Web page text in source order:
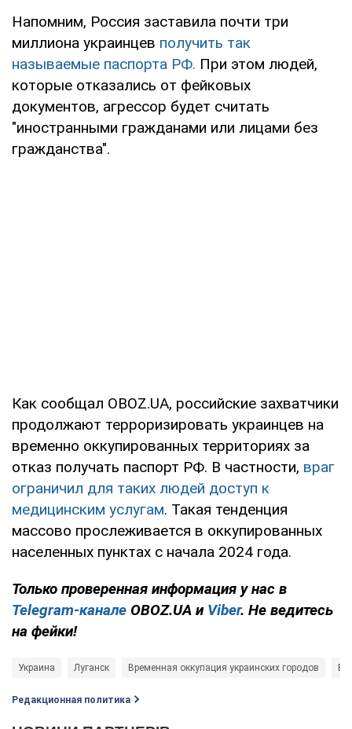
Напомним, Россия заставила почти три
миллиона украинцев получить так
называемые паспорта РФ. При этом людей,
которые отказались от фейковых
документов, агрессор будет считать
"иностранными гражданами или лицами без
гражданства".
Как сообщал OBOZ.UA, российские захватчики
продолжают терроризировать украинцев на
временно оккупированных территориях за
отказ получать паспорт РФ. В частности, враг
ограничил для таких людей доступ к
медицинским услугам. Такая тенденция
массово прослеживается в оккупированных
населенных пунктах с начала 2024 года.
Только проверенная информация у нас в
Telegram-канале OBOZ.UA и Viber. Не ведитесь
на фейки!
Украина Луганск Временная оккупация украинских городов
Редакционная политика